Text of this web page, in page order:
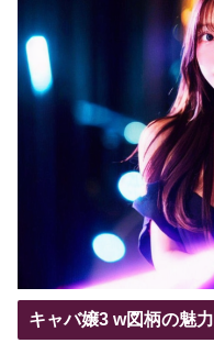
キャバ嬢3 w図柄の魅力